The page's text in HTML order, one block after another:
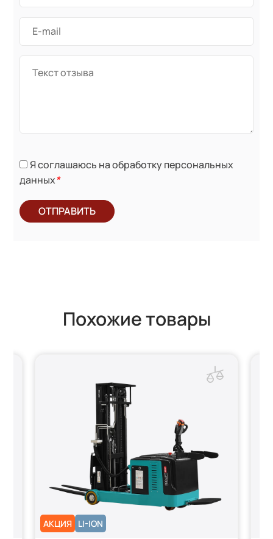
Я соглашаюсь на обработку персональных
данных*
ОТПРАВИТЬ
Похожие товары
АКЦИЯ LI-ION